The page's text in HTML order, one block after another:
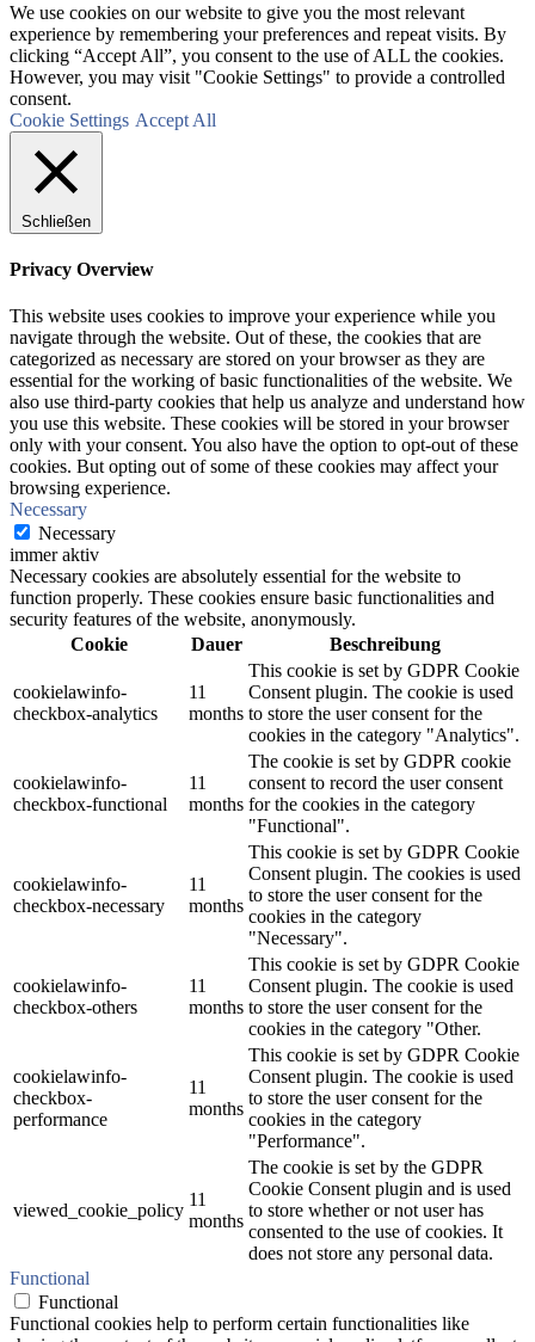
We use cookies on our website to give you the most relevant
experience by remembering your preferences and repeat visits. By
clicking “Accept All”, you consent to the use of ALL the cookies.
However, you may visit "Cookie Settings" to provide a controlled
consent.
Cookie Settings Accept All
Schließen
Privacy Overview
This website uses cookies to improve your experience while you
navigate through the website. Out of these, the cookies that are
categorized as necessary are stored on your browser as they are
essential for the working of basic functionalities of the website. We
also use third-party cookies that help us analyze and understand how
you use this website. These cookies will be stored in your browser
only with your consent. You also have the option to opt-out of these
cookies. But opting out of some of these cookies may affect your
browsing experience.
Necessary
Necessary
immer aktiv
Necessary cookies are absolutely essential for the website to
function properly. These cookies ensure basic functionalities and
security features of the website, anonymously.
Cookie
Dauer Beschreibung
cookielawinfo-
checkbox-analytics
11
months
This cookie is set by GDPR Cookie
Consent plugin. The cookie is used
to store the user consent for the
cookies in the category "Analytics".
cookielawinfo-
checkbox-functional
11
months
The cookie is set by GDPR cookie
consent to record the user consent
for the cookies in the category
"Functional".
cookielawinfo-
checkbox-necessary
11
months
This cookie is set by GDPR Cookie
Consent plugin. The cookies is used
to store the user consent for the
cookies in the category
"Necessary".
cookielawinfo-
checkbox-others
11
months
This cookie is set by GDPR Cookie
Consent plugin. The cookie is used
to store the user consent for the
cookies in the category "Other.
cookielawinfo-
checkbox-
performance
11
months
This cookie is set by GDPR Cookie
Consent plugin. The cookie is used
to store the user consent for the
cookies in the category
"Performance".
viewed_cookie_policy
11
months
The cookie is set by the GDPR
Cookie Consent plugin and is used
to store whether or not user has
consented to the use of cookies. It
does not store any personal data.
Functional
Functional
Functional cookies help to perform certain functionalities like